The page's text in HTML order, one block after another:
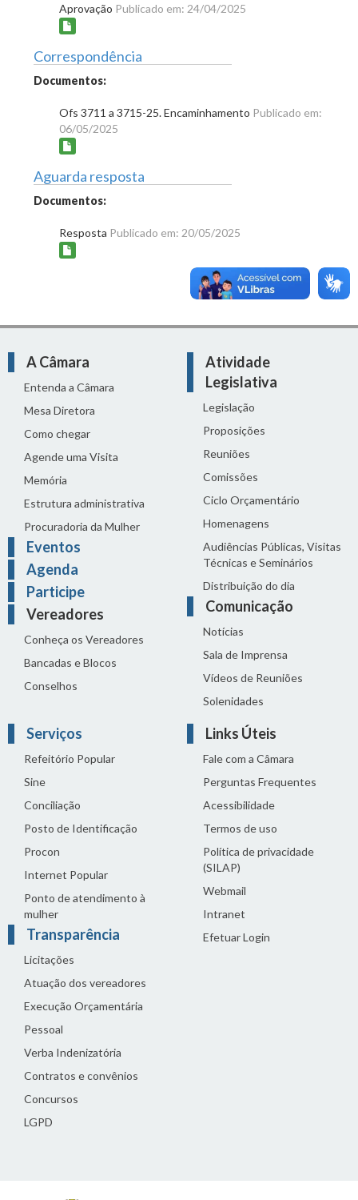
Aprovação Publicado em: 24/04/2025
Correspondência
Documentos:
Ofs 3711 a 3715-25. Encaminhamento Publicado em:
06/05/2025
Aguarda resposta
Documentos:
Resposta Publicado em: 20/05/2025
A Câmara
Entenda a Câmara
Mesa Diretora
Como chegar
Agende uma Visita
Memória
Estrutura administrativa
Procuradoria da Mulher
Eventos
Agenda
Participe
Vereadores
Conheça os Vereadores
Bancadas e Blocos
Conselhos
Atividade
Legislativa
Legislação
Proposições
Reuniões
Comissões
Ciclo Orçamentário
Homenagens
Audiências Públicas, Visitas
Técnicas e Seminários
Distribuição do dia
Comunicação
Notícias
Sala de Imprensa
Vídeos de Reuniões
Solenidades
Serviços
Refeitório Popular
Sine
Conciliação
Posto de Identificação
Procon
Internet Popular
Ponto de atendimento à
mulher
Transparência
Licitações
Atuação dos vereadores
Execução Orçamentária
Pessoal
Verba Indenizatória
Contratos e convênios
Concursos
LGPD
Links Úteis
Fale com a Câmara
Perguntas Frequentes
Acessibilidade
Termos de uso
Política de privacidade
(SILAP)
Webmail
Intranet
Efetuar Login